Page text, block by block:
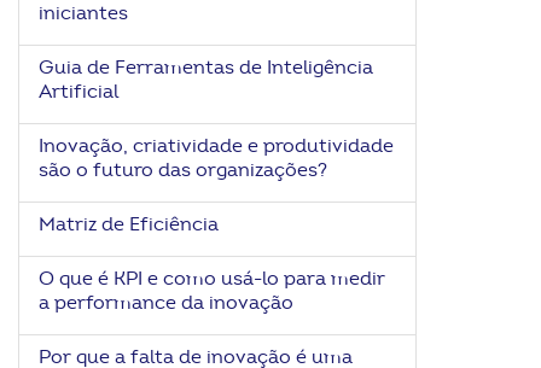
iniciantes
Guia de Ferramentas de Inteligência
Artificial
Inovação, criatividade e produtividade
são o futuro das organizações?
Matriz de Eficiência
O que é KPI e como usá-lo para medir
a performance da inovação
Por que a falta de inovação é uma